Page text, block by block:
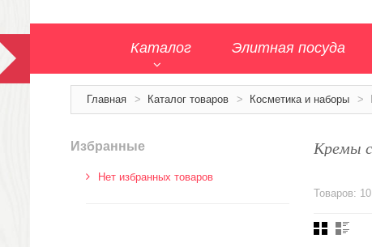
Каталог Элитная посуда
Главная > Каталог товаров > Косметика и наборы >
Кремы
Товаров:
Избранные
Нет избранных товаров